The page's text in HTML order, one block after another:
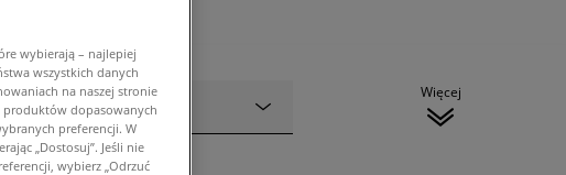
Kolor
Więcej
wybierają – najlepiej
wszystkich danych
na naszej stronie
produktów dopasowanych
preferencji. W
„Dostosuj”. Jeśli nie
wybierz „Odrzuć